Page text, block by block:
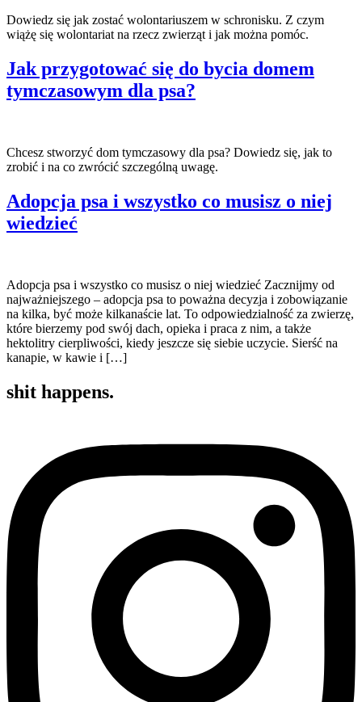
Dowiedz się jak zostać wolontariuszem w schronisku. Z czym
wiążę się wolontariat na rzecz zwierząt i jak można pomóc.
Jak przygotować się do bycia domem
tymczasowym dla psa?
Chcesz stworzyć dom tymczasowy dla psa? Dowiedz się, jak to
zrobić i na co zwrócić szczególną uwagę.
Adopcja psa i wszystko co musisz o niej
wiedzieć
Adopcja psa i wszystko co musisz o niej wiedzieć Zacznijmy od
najważniejszego – adopcja psa to poważna decyzja i zobowiązanie
na kilka, być może kilkanaście lat. To odpowiedzialność za zwierzę,
które bierzemy pod swój dach, opieka i praca z nim, a także
hektolitry cierpliwości, kiedy jeszcze się siebie uczycie. Sierść na
kanapie, w kawie i […]
shit happens.